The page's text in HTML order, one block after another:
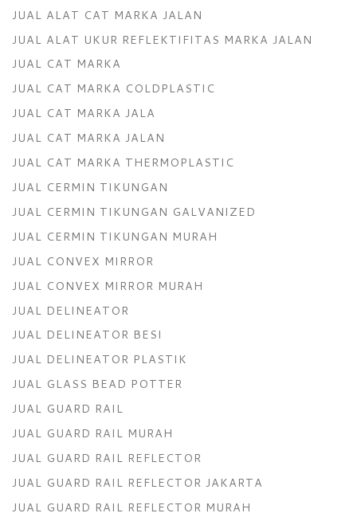
JUAL ALAT CAT MARKA JALAN
JUAL ALAT UKUR REFLEKTIFITAS MARKA JALAN
JUAL CAT MARKA
JUAL CAT MARKA COLDPLASTIC
JUAL CAT MARKA JALA
JUAL CAT MARKA JALAN
JUAL CAT MARKA THERMOPLASTIC
JUAL CERMIN TIKUNGAN
JUAL CERMIN TIKUNGAN GALVANIZED
JUAL CERMIN TIKUNGAN MURAH
JUAL CONVEX MIRROR
JUAL CONVEX MIRROR MURAH
JUAL DELINEATOR
JUAL DELINEATOR BESI
JUAL DELINEATOR PLASTIK
JUAL GLASS BEAD POTTER
JUAL GUARD RAIL
JUAL GUARD RAIL MURAH
JUAL GUARD RAIL REFLECTOR
JUAL GUARD RAIL REFLECTOR JAKARTA
JUAL GUARD RAIL REFLECTOR MURAH